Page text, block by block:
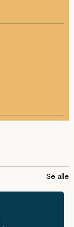
Se alle